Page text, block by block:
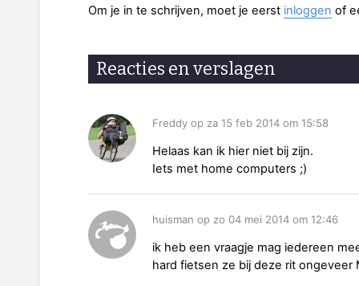
Om je in te schrijven, moet je eerst inloggen of
Reacties en verslagen
Freddy op za 15 feb 2014 om 15:58
Helaas kan ik hier niet bij zijn.
Iets met home computers ;)
huisman op zo 04 mei 2014 om 12:46
ik heb een vraagje mag iedereen
hard fietsen ze bij deze rit ongeveer